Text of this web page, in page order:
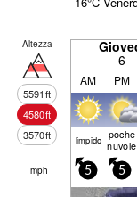
Altezza
5591ft
4580ft
3570ft
6
AM PM
limp­ido poche
nuvole
mph 5 5